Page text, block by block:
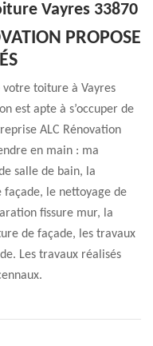
Vayres 33870
PROPOSE
votre toiture à Vayres
est apte à s’occuper de
ALC Rénovation
en main : ma
salle de bain, la
le nettoyage de
fissure mur, la
de façade, les travaux
Les travaux réalisés